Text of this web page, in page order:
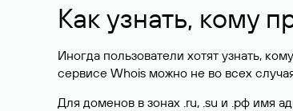
Как узнать, кому
Иногда пользователи хотят узнать,
сервисе Whois можно не во всех
Для доменов в зонах .ru, .su и .рф имя